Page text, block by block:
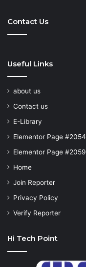
Contact Us
Useful Links
about us
Contact us
E-Library
Elementor Page #2054
Elementor Page #2059
Home
Join Reporter
Privacy Policy
Verify Reporter
Hi Tech Point